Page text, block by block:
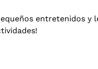
entretenidos y